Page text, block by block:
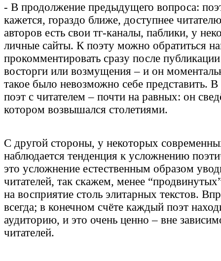
- В продолжение предыдущего вопроса:
кажется, гораздо ближе, доступнее
авторов есть свои тг-каналы, паблики, у
личные сайты. К поэту можно обратиться
прокомментировать сразу после публикации
восторги или возмущения – и он
такое было невозможно себе представить.
поэт с читателем – почти на равных: он
котором возвышался столетиями.
С другой стороны, у некоторых
наблюдается тенденция к усложнению
это усложнение естественным образом
читателей, так скажем, менее
на восприятие столь элитарных текстов.
всегда; в конечном счёте каждый поэт
аудиторию, и это очень ценно – вне
читателей.